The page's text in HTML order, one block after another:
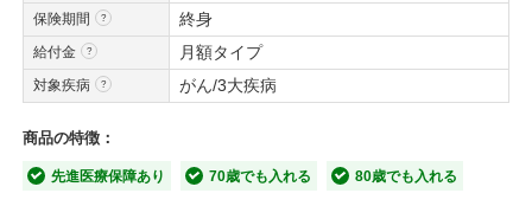
保険期間 終身
給付金 月額タイプ
対象疾病 がん/3大疾病
商品の特徴：
先進医療保障あり 70歳でも入れる 80歳でも入れる